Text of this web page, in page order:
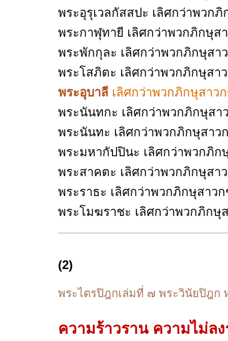
พระอุรุเวลกัสสปะ เลิศกว่าพวก
พระกาฬุทายี เลิศกว่าพวกภิกษุส
พระพักกุละ เลิศกว่าพวกภิกษุสา
พระโสภิตะ เลิศกว่าพวกภิกษุสา
พระอุบาลี เลิศกว่าพวกภิกษุสาว
พระนันทกะ เลิศกว่าพวกภิกษุส
พระนันทะ เลิศกว่าพวกภิกษุสาว
พระมหากัปปินะ เลิศกว่าพวกภิก
พระสาคตะ เลิศกว่าพวกภิกษุสา
พระราธะ เลิศกว่าพวกภิกษุสาว
พระโมฆราชะ เลิศกว่าพวกภิกษุ
(2)
พระไตรปิฎกเล่มที่ ๗ พระวินัยปิฎ
ความร้าวราน ความไม่ล